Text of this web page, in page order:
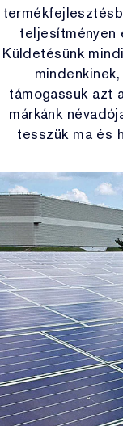
Célzott kezelés
Ajakápolás
Reslilience
Pink Ribbon
SPF
Utolsó esély
Újratölthető
Sminklemosó
Sminkutántöltők
Alapozókereső
Utolsó esély
Újratölthető
White Linen
Private
The House of
AERIN
Fleur De Peony
teljesítményen
Küldetésünk
támogassuk azt
márkánk
tesszük ma és